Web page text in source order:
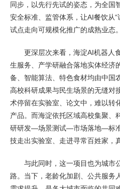
同步，以先行先试的姿态，为全国
安全标准、监管体系，让AI餐饮从“
试点走向可规模化推广的成熟业态。
更深层次来看，海淀AI机器人
生服务、产学研融合落地实体经济
备、智能算法、特色食材均由中国
高校科研成果与民生场景的无缝对
术停留在实验室、论文中，难以转
产品。而海淀依托区域高校集聚、
研研发—场景测试—市场落地—标
技走出实验室、走进寻常百姓家，
与此同时，这一项目也为城市
路。当下，老龄化加剧、公共服务